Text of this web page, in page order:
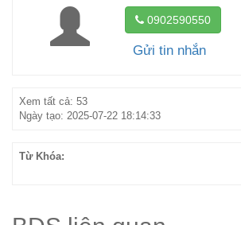
0902590550
Gửi tin nhắn
Xem tất cả: 53
Ngày tạo: 2025-07-22 18:14:33
Từ Khóa: